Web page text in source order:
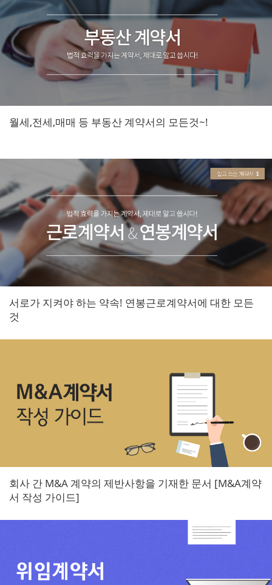
월세,전세,매매 등 부동산 계약서의 모든것~!
서로가 지켜야 하는 약속! 연봉근로계약서에 대한 모든
것
회사 간 M&A 계약의 제반사항을 기재한 문서 [M&A계약
서 작성 가이드]